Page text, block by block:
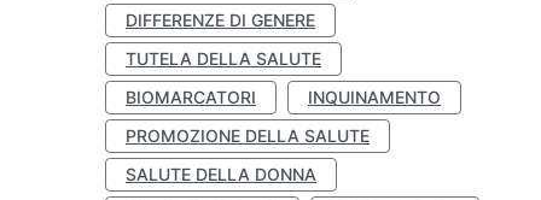
DIFFERENZE DI GENERE
TUTELA DELLA SALUTE
BIOMARCATORI
INQUINAMENTO
PROMOZIONE DELLA SALUTE
SALUTE DELLA DONNA